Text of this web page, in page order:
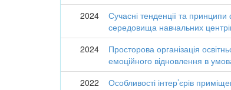
2024
Сучасні тенденції та
середовища навчальних
2024
Просторова організація
емоційного відновлення в
2022
Особливості інтер’єрів